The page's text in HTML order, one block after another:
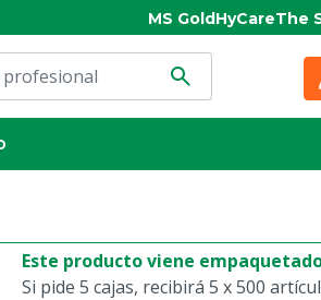
MS GoldHyCareThe
Este producto viene
Si pide 5 cajas, recibirá 5 x 500